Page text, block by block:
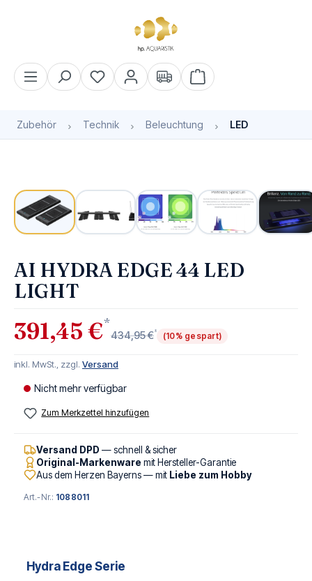
Warenkorb enthält 0
Zubehör Technik Beleuchtung LED
AI HYDRA EDGE 44 LED
LIGHT
391,45 €*
434,95 €* (10% gespart)
inkl. MwSt., zzgl. Versand
Nicht mehr verfügbar
Zum Merkzettel hinzufügen
Versand DPD — schnell & sicher
Original-Markenware mit Hersteller-Garantie
Aus dem Herzen Bayerns — mit Liebe zum Hobby
Art.-Nr.: 1088011
Hydra Edge Serie